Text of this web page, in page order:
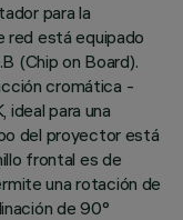
para la
red está equipado
(Chip on Board).
cromática -
para una
del proyector está
frontal es de
una rotación de
de 90°